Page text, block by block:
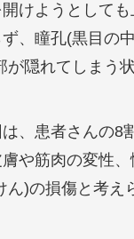
けようとして
、瞳孔(黒目の
が隠れてしまう
、患者さんの8
や筋肉の変性
ん)の損傷と考え